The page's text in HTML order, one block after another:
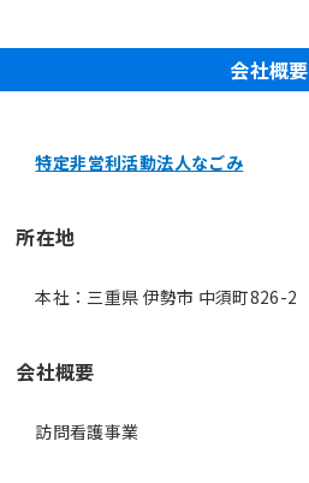
会社概要
特定非営利活動法人なごみ
所在地
本社：三重県 伊勢市 中須町826-2
会社概要
訪問看護事業